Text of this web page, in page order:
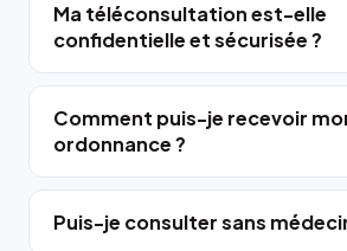
Ma téléconsultation est-elle
confidentielle et sécurisée ?
Comment puis-je recevoir
ordonnance ?
Puis-je consulter sans